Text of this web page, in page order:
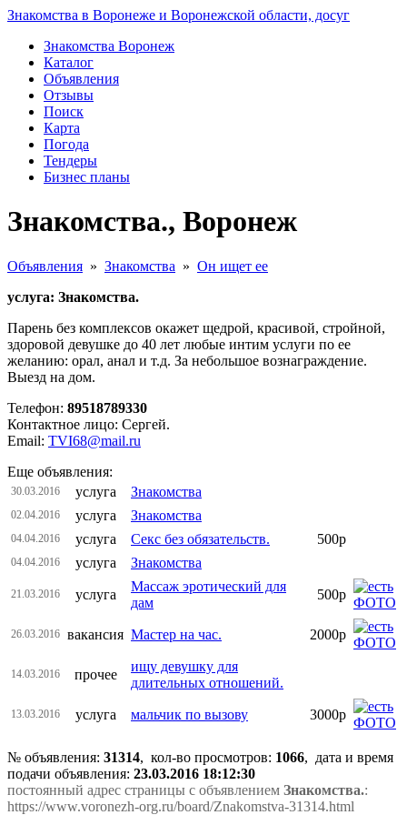
Знакомства в Воронеже и Воронежской области, досуг
Знакомства Воронеж
Каталог
Объявления
Отзывы
Поиск
Карта
Погода
Тендеры
Бизнес планы
Знакомства., Воронеж
Объявления » Знакомства » Он ищет ее
услуга: Знакомства.
Парень без комплексов окажет щедрой, красивой, стройной,
здоровой девушке до 40 лет любые интим услуги по ее
желанию: орал, анал и т.д. За небольшое вознаграждение.
Выезд на дом.
Телефон: 89518789330
Контактное лицо: Сергей.
Email: TVI68@mail.ru
Еще объявления:
30.03.2016 услуга Знакомства
02.04.2016 услуга Знакомства
04.04.2016 услуга Секс без обязательств. 500р
04.04.2016 услуга Знакомства
21.03.2016 услуга
Массаж эротический для
дам
500р
26.03.2016 вакансия Мастер на час. 2000р
14.03.2016 прочее
ищу девушку для
длительных отношений.
13.03.2016 услуга мальчик по вызову 3000р
№ объявления: 31314, кол-во просмотров: 1066, дата и время
подачи объявления: 23.03.2016 18:12:30
постоянный адрес страницы с объявлением Знакомства.:
https://www.voronezh-org.ru/board/Znakomstva-31314.html